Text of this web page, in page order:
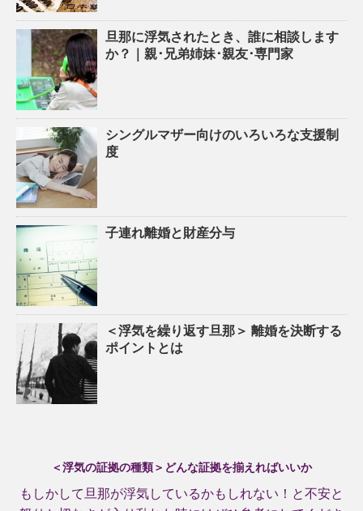
旦那に浮気されたとき、誰に相談します
か？｜親･兄弟姉妹･親友･専門家
シングルマザー向けのいろいろな支援制
度
子連れ離婚と財産分与
＜浮気を繰り返す旦那＞ 離婚を決断する
ポイントとは
＜浮気の証拠の種類＞どんな証拠を揃えればいいか
もしかして旦那が浮気しているかもしれない！と不安と